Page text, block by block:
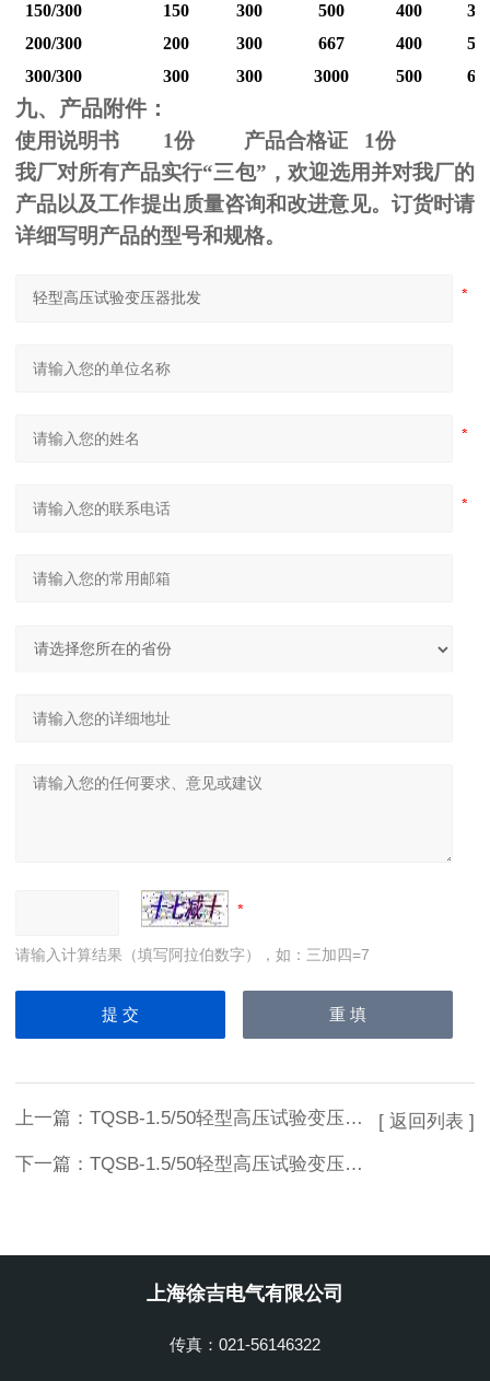
150/300
150 300 500 400
200/300
200 300 667 400
300/300
300 300 3000 500
九、产品附件：
使用说明书 1份 产品合格证 1份
我厂对所有产品实行“三包”，欢迎选用并对我厂的
产品以及工作提出质量咨询和改进意见。订货时请
详细写明产品的型号和规格。
请输入计算结果（填写阿拉伯数字），如：三加四=7
上一篇： TQSB-1.5/50轻型高压试验变压器价格
下一篇： TQSB-1.5/50轻型高压试验变压器供应
[ 返回列表 ]
上海徐吉电气有限公司
传真：021-56146322